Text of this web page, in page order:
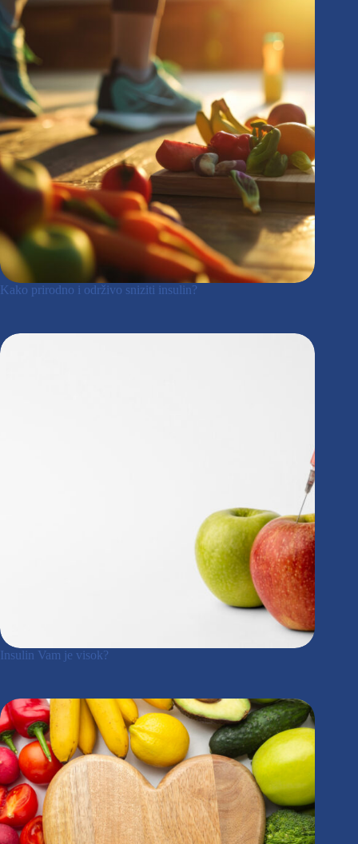
Kako prirodno i održivo sniziti insulin?
Insulin Vam je visok?